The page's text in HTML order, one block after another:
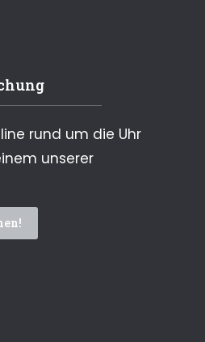
rund um die Uhr
unserer